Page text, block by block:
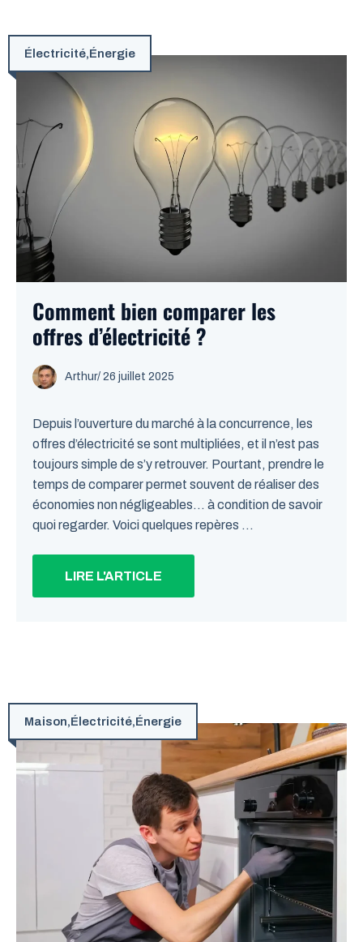
Électricité,Énergie
Comment bien comparer les
offres d’électricité ?
Arthur/ 26 juillet 2025
Depuis l’ouverture du marché à la concurrence, les
offres d’électricité se sont multipliées, et il n’est pas
toujours simple de s’y retrouver. Pourtant, prendre le
temps de comparer permet souvent de réaliser des
économies non négligeables… à condition de savoir
quoi regarder. Voici quelques repères ...
LIRE L'ARTICLE
Maison,Électricité,Énergie